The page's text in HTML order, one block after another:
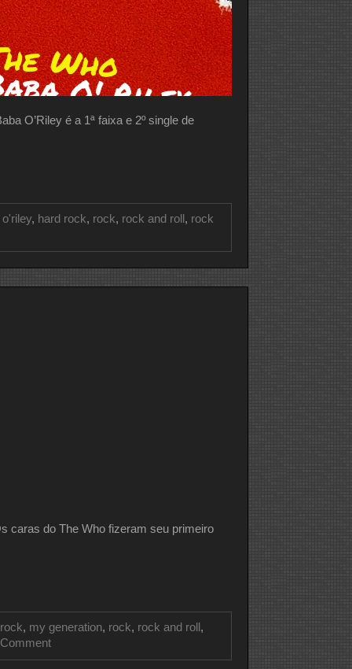
O’Riley é a 1ª faixa e 2º single de
, hard rock, rock, rock and roll, rock
caras do The Who fizeram seu primeiro
, my generation, rock, rock and roll,
on